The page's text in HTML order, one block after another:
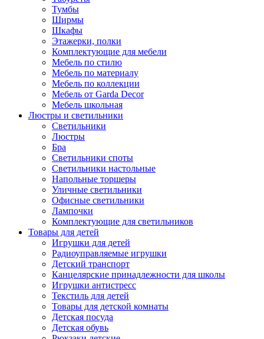
Тумбы
Ширмы
Шкафы
Этажерки, полки
Комплектующие для мебели
Мебель по стилю
Мебель по материалу
Мебель по коллекции
Мебель от Garda Decor
Мебель школьная
Люстры и светильники
Светильники
Люстры
Бра
Светильники споты
Светильники настольные
Напольные торшеры
Уличные светильники
Офисные светильники
Лампочки
Комплектующие для светильников
Товары для детей
Игрушки для детей
Радиоуправляемые игрушки
Детский транспорт
Канцелярские принадлежности для школы
Игрушки антистресс
Текстиль для детей
Товары для детской комнаты
Детская посуда
Детская обувь